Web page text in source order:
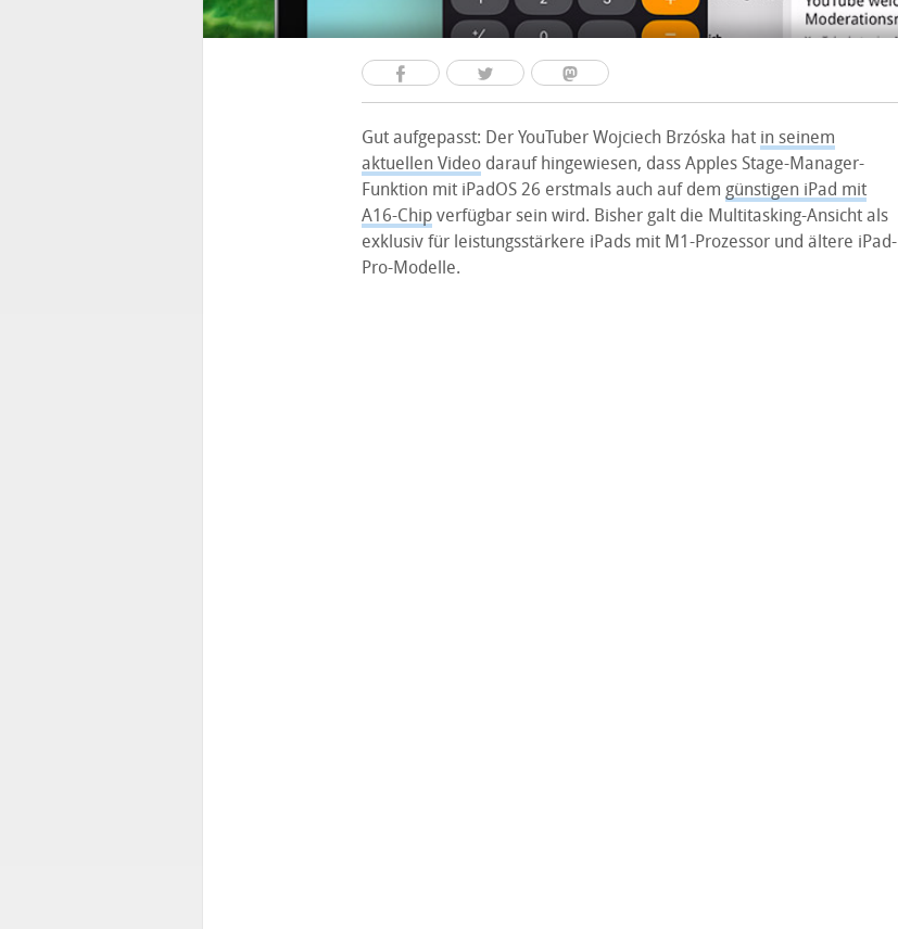
Gut aufgepasst: Der YouTuber Wojciech Brzóska hat in seinem
aktuellen Videodarauf hingewiesen, dass Apples Stage-Manager-
Funktion mit iPadOS 26 erstmals auch auf dem günstigen iPad mit
A16-Chipverfügbar sein wird. Bisher galt die Multitasking-Ansicht als
exklusiv für leistungsstärkere iPads mit M1-Prozessor und ältere iPad-
Pro-Modelle.